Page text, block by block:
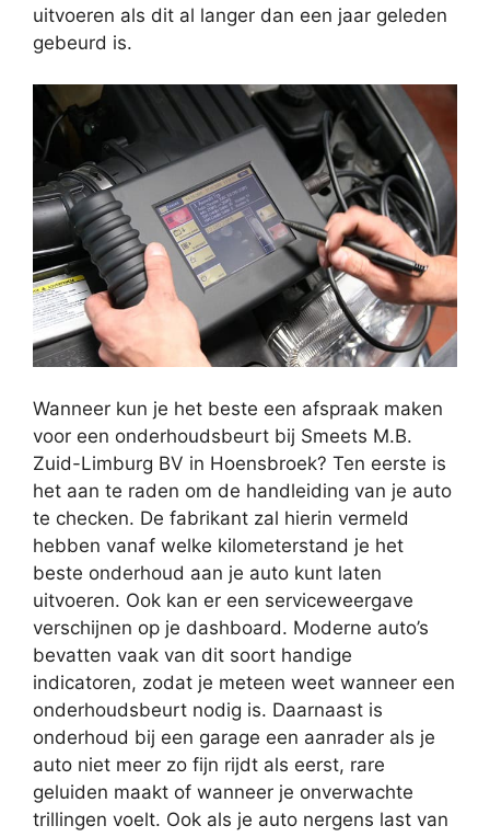
uitvoeren als dit al langer dan een jaar geleden
gebeurd is.
Wanneer kun je het beste een afspraak maken
voor een onderhoudsbeurt bij Smeets M.B.
Zuid-Limburg BV in Hoensbroek? Ten eerste is
het aan te raden om de handleiding van je auto
te checken. De fabrikant zal hierin vermeld
hebben vanaf welke kilometerstand je het
beste onderhoud aan je auto kunt laten
uitvoeren. Ook kan er een serviceweergave
verschijnen op je dashboard. Moderne auto’s
bevatten vaak van dit soort handige
indicatoren, zodat je meteen weet wanneer een
onderhoudsbeurt nodig is. Daarnaast is
onderhoud bij een garage een aanrader als je
auto niet meer zo fijn rijdt als eerst, rare
geluiden maakt of wanneer je onverwachte
trillingen voelt. Ook als je auto nergens last van